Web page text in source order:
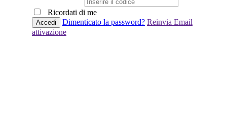
Ricordati di me
Dimenticato la password? Reinvia Email
attivazione